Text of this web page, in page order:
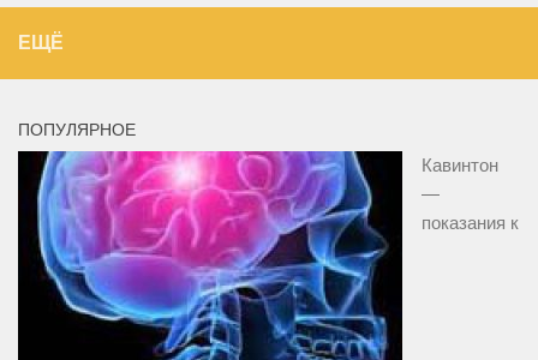
ЕЩЁ
ПОПУЛЯРНОЕ
Кавинтон
—
показания к